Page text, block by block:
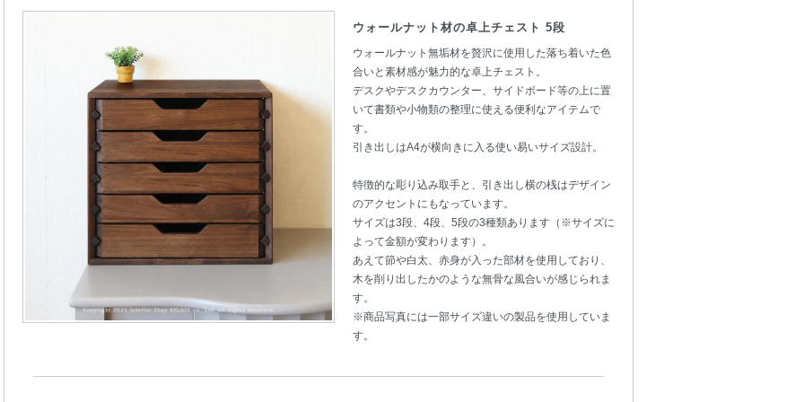
ウォールナット材の卓上チェスト 5段
ウォールナット無垢材を贅沢に使用した落ち着いた色
合いと素材感が魅力的な卓上チェスト。
デスクやデスクカウンター、サイドボード等の上に置
いて書類や小物類の整理に使える便利なアイテムで
す。
引き出しはA4が横向きに入る使い易いサイズ設計。
特徴的な彫り込み取手と、引き出し横の桟はデザイン
のアクセントにもなっています。
サイズは3段、4段、5段の3種類あります（※サイズに
よって金額が変わります）。
あえて節や白太、赤身が入った部材を使用しており、
木を削り出したかのような無骨な風合いが感じられま
す。
※商品写真には一部サイズ違いの製品を使用していま
す。